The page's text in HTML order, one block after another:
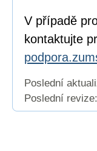
V případě
kontaktujte
Poslední
Poslední revize: